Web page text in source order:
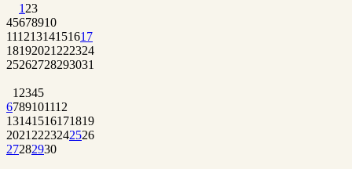
1 23
45678910
11121314151617
18192021 222324
25262728293031
1 2345
6789101112
13141516171819
2021 2223242526
27282930